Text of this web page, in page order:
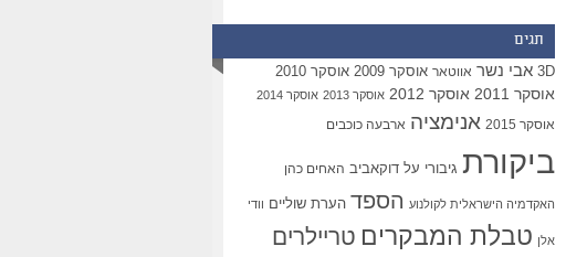
תגים
3D אבי נשר אווטאר אוסקר 2009 אוסקר 2010
אוסקר 2011 אוסקר 2012 אוסקר 2013 אוסקר 2014
אוסקר 2015 אנימציה ארבעה כוכבים
ביקורת גיבורי על דוקאביב האחים כהן
האקדמיה הישראלית לקולנוע הספד הערת שוליים וודי
אלן טבלת המבקרים טריילרים